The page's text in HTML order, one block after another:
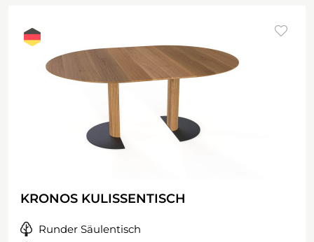
KRONOS KULISSENTISCH
Runder Säulentisch